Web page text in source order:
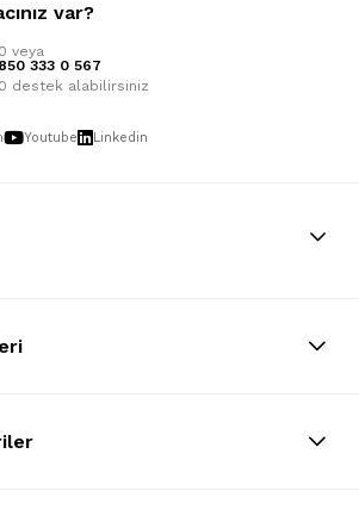
var?
veya
333 0 567
destek alabilirsiniz
Youtube Linkedin